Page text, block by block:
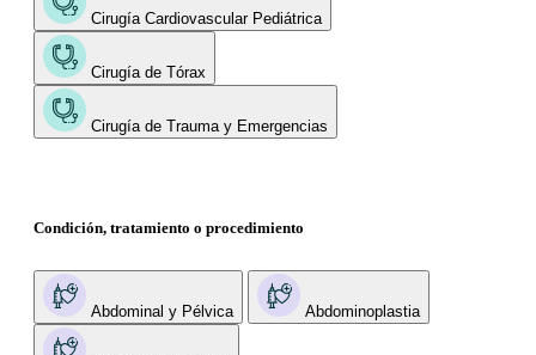
Cirugía Cardiovascular Pediátrica
Cirugía de Tórax
Cirugía de Trauma y Emergencias
Condición, tratamiento o procedimiento
Abdominal y Pélvica Abdominoplastia